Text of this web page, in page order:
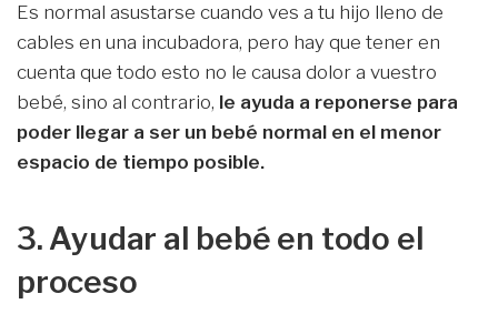
Es normal asustarse cuando ves a tu hijo lleno de
cables en una incubadora, pero hay que tener en
cuenta que todo esto no le causa dolor a vuestro
bebé, sino al contrario, le ayuda a reponerse para
poder llegar a ser un bebé normal en el menor
espacio de tiempo posible.
3. Ayudar al bebé en todo el
proceso